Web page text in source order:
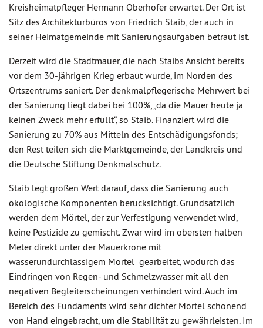
Kreisheimatpfleger Hermann Oberhofer erwartet. Der Ort ist
Sitz des Architekturbüros von Friedrich Staib, der auch in
seiner Heimatgemeinde mit Sanierungsaufgaben betraut ist.
Derzeit wird die Stadtmauer, die nach Staibs Ansicht bereits
vor dem 30-jährigen Krieg erbaut wurde, im Norden des
Ortszentrums saniert. Der denkmalpflegerische Mehrwert bei
der Sanierung liegt dabei bei 100%, „da die Mauer heute ja
keinen Zweck mehr erfüllt“, so Staib. Finanziert wird die
Sanierung zu 70% aus Mitteln des Entschädigungsfonds;
den Rest teilen sich die Marktgemeinde, der Landkreis und
die Deutsche Stiftung Denkmalschutz.
Staib legt großen Wert darauf, dass die Sanierung auch
ökologische Komponenten berücksichtigt. Grundsätzlich
werden dem Mörtel, der zur Verfestigung verwendet wird,
keine Pestizide zu gemischt. Zwar wird im obersten halben
Meter direkt unter der Mauerkrone mit
wasserundurchlässigem Mörtel gearbeitet, wodurch das
Eindringen von Regen- und Schmelzwasser mit all den
negativen Begleiterscheinungen verhindert wird. Auch im
Bereich des Fundaments wird sehr dichter Mörtel schonend
von Hand eingebracht, um die Stabilität zu gewährleisten. Im